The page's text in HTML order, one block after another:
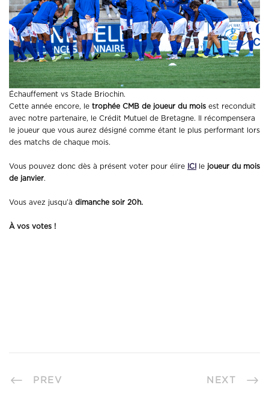
Échauffement vs Stade Briochin.
Cette année encore, le trophée CMB de joueur du mois est reconduit
avec notre partenaire, le Crédit Mutuel de Bretagne. Il récompensera
le joueur que vous aurez désigné comme étant le plus performant lors
des matchs de chaque mois.
Vous pouvez donc dès à présent voter pour élire ICI le joueur du mois
de janvier.
Vous avez jusqu’à dimanche soir 20h.
À vos votes !
PREV NEXT